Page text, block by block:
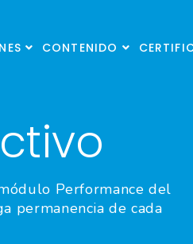
CONTENIDO
Performance del
permanencia de cada